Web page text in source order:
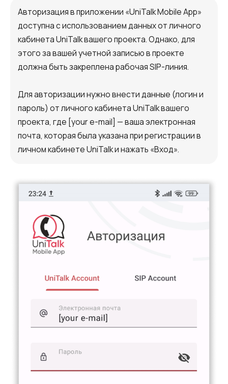
Авторизация в приложении «UniTalk Mobile App»
доступна с использованием данных от личного
кабинета UniTalk вашего проекта. Однако, для
этого за вашей учетной записью в проекте
должна быть закреплена рабочая SIP-линия.
Для авторизации нужно внести данные (логин и
пароль) от личного кабинета UniTalk вашего
проекта, где [your e-mail] — ваша электронная
почта, которая была указана при регистрации в
личном кабинете UniTalk и нажать «Вход».